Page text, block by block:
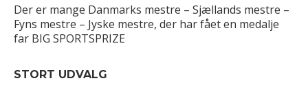
Der er mange Danmarks mestre – Sjællands mestre –
Fyns mestre – Jyske mestre, der har fået en medalje
far BIG SPORTSPRIZE
STORT UDVALG